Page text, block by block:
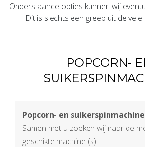
Onderstaande opties kunnen wij
Dit is slechts een greep uit de vele
POPCORN-
Popcorn- en suikerspinmachine
Samen met u zoeken wij naar de
geschikte machine (s)